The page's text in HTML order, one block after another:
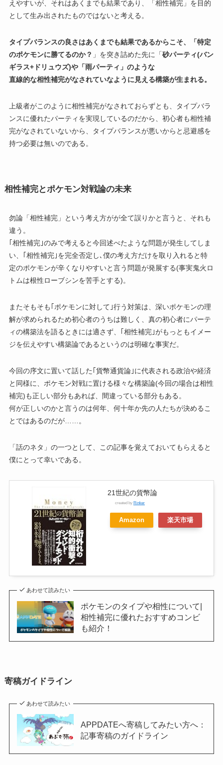
えやすいが、それはあくまでも結果であり、「相性補完」を目的
として生み出されたものではないと考える。
タイプバランスの良さはあくまでも結果であるからこそ、
「特定
のポケモンに勝てるのか？ 」を突き詰めた先に「砂パーティ(バン
ギラス+ドリュウズ)や「雨パーティ」のような
直線的な相性補完がなされていなように見える構築が生まれる。
上級者がこのように相性補完がなされておらずとも、タイプバラ
ンスに優れたパーティを実現しているのだから、初心者も相性補
完がなされていないから、タイプバランスが悪いからと忌避感を
持つ必要は無いのである。
相性補完とポケモン対戦論の未来
勿論「相性補完」という考え方がが全て誤りかと言うと、それも
違う。
｢相性補完｣のみで考えると今回述べたような問題が発生してしま
い、｢相性補完｣を完全否定し､僕の考え方だけを取り入れると特
定のポケモンが辛くなりやすいと言う問題が発展する(事実鬼火ロ
トムは根性ローブシンを苦手とする)。
またそもそも｢ポケモンに対して｣行う対策は、深いポケモンの理
解が求められるため初心者のうちは難しく、真の初心者にパーテ
ィの構築法を語るときには適さず、｢相性補完｣がもっともイメー
ジを伝えやすい構築論であるというのは明確な事実だ。
今回の序文に置いて話した｢貨幣通貨論｣に代表される政治や経済
と同様に、ポケモン対戦に置ける様々な構築論(今回の場合は相性
補完)も正しい部分もあれば、間違っている部分もある。
何が正しいのかと言うのは何年、何十年か先の人たちが決めるこ
とではあるのだが……。
「話のネタ」の一つとして、この記事を覚えておいてもらえると
僕にとって幸いである。
21世紀の貨幣論
created by Rinker
Amazon 楽天市場
あわせて読みたい
ポケモンのタイプや相性について|
相性補完に優れたおすすめコンビ
も紹介！
寄稿ガイドライン
あわせて読みたい
APPDATEへ寄稿してみたい方へ：
記事寄稿のガイドライン